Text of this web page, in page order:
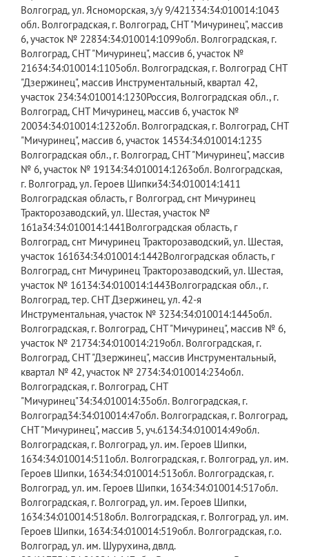
Волгоград, ул. Ясноморская, з/у 9/421334:34:010014:1043​
обл. Волгоградская, г. Волгоград, СНТ "Мичуринец", массив
6, участок № 22834:34:010014:1099​обл. Волгоградская, г.
Волгоград, СНТ "Мичуринец", массив 6, участок №
21634:34:010014:1105​обл. Волгоградская, г. Волгоград СНТ
"Дзержинец", массив Инструментальный, квартал 42,
участок 234:34:010014:1230​Россия, Волгоградская обл., г.
Волгоград, СНТ Мичуринец, массив 6, участок №
20034:34:010014:1232​обл. Волгоградская, г. Волгоград, СНТ
"Мичуринец", массив 6, участок 14534:34:010014:1235​
Волгоградская обл., г. Волгоград, СНТ "Мичуринец", массив
№ 6, участок № 19134:34:010014:1263​обл. Волгоградская,
г. Волгоград, ул. Героев Шипки34:34:010014:1411​
Волгоградская область, г Волгоград, снт Мичуринец
Тракторозаводский, ул. Шестая, участок №
161а34:34:010014:1441​Волгоградская область, г
Волгоград, снт Мичуринец Тракторозаводский, ул. Шестая,
участок 161б34:34:010014:1442​Волгоградская область, г
Волгоград, снт Мичуринец Тракторозаводский, ул. Шестая,
участок № 16134:34:010014:1443​Волгоградская обл., г.
Волгоград, тер. СНТ Дзержинец, ул. 42-я
Инструментальная, участок № 3234:34:010014:1445​обл.
Волгоградская, г. Волгоград, СНТ "Мичуринец", массив № 6,
участок № 21734:34:010014:219​обл. Волгоградская, г.
Волгоград, СНТ "Дзержинец", массив Инструментальный,
квартал № 42, участок № 2734:34:010014:234​обл.
Волгоградская, г. Волгоград, СНТ
"Мичуринец"34:34:010014:35​обл. Волгоградская, г.
Волгоград34:34:010014:47​обл. Волгоградская, г. Волгоград,
СНТ "Мичуринец", массив 5, уч.6134:34:010014:49​обл.
Волгоградская, г. Волгоград, ул. им. Героев Шипки,
1634:34:010014:511​обл. Волгоградская, г. Волгоград, ул. им.
Героев Шипки, 1634:34:010014:513​обл. Волгоградская, г.
Волгоград, ул. им. Героев Шипки, 1634:34:010014:517​обл.
Волгоградская, г. Волгоград, ул. им. Героев Шипки,
1634:34:010014:518​обл. Волгоградская, г. Волгоград, ул. им.
Героев Шипки, 1634:34:010014:519​обл. Волгоградская, г.о.
Волгоград, ул. им. Шурухина, двлд.